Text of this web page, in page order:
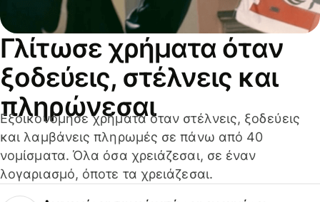
Γλίτωσε χρήματα όταν
ξοδεύεις, στέλνεις και
πληρώνεσαι
Εξοικονόμησε χρήματα όταν στέλνεις, ξοδεύεις
και λαμβάνεις πληρωμές σε πάνω από 40
νομίσματα. Όλα όσα χρειάζεσαι, σε έναν
λογαριασμό, όποτε τα χρειάζεσαι.